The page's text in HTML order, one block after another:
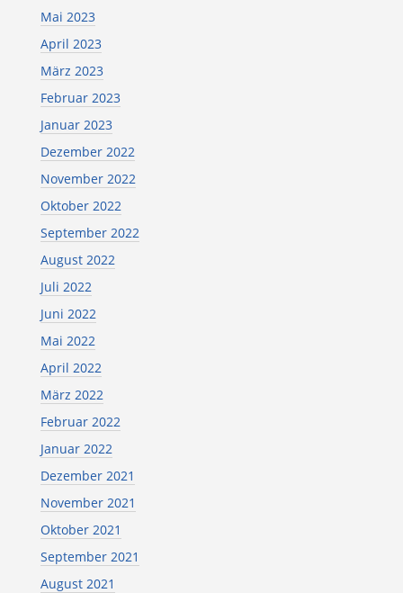
Mai 2023
April 2023
März 2023
Februar 2023
Januar 2023
Dezember 2022
November 2022
Oktober 2022
September 2022
August 2022
Juli 2022
Juni 2022
Mai 2022
April 2022
März 2022
Februar 2022
Januar 2022
Dezember 2021
November 2021
Oktober 2021
September 2021
August 2021